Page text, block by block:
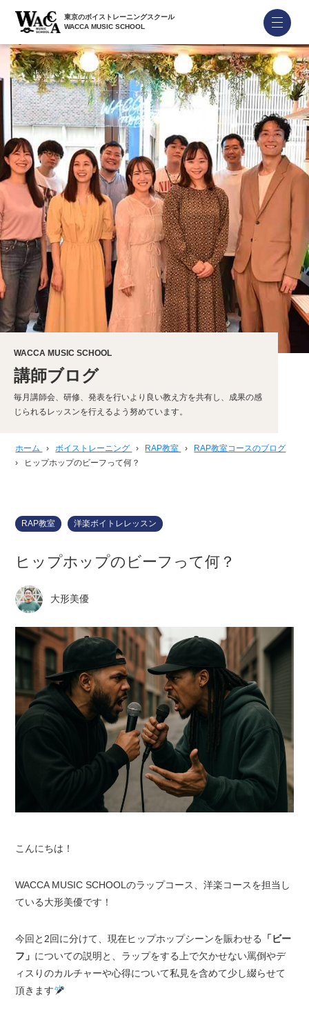
東京のボイストレーニングスクール
WACCA MUSIC SCHOOL
WACCA MUSIC SCHOOL
講師ブログ
毎月講師会、研修、発表を行いより良い教え方を共有し、成果の感
じられるレッスンを行えるよう努めています。
ホーム › ボイストレーニング › RAP教室 ›
RAP教室コースのブログ
›
ヒップホップのビーフって何？
RAP教室 洋楽ボイトレレッスン
ヒップホップのビーフって何？
大形美優
こんにちは！
WACCA MUSIC SCHOOLのラップコース、洋楽コースを担当し
ている大形美優です！
今回と2回に分けて、現在ヒップホップシーンを賑わせる
「ビー
フ」 についての説明と、ラップをする上で欠かせない罵倒やデ
ィスりのカルチャーや心得について私見を含めて少し綴らせて
頂きます